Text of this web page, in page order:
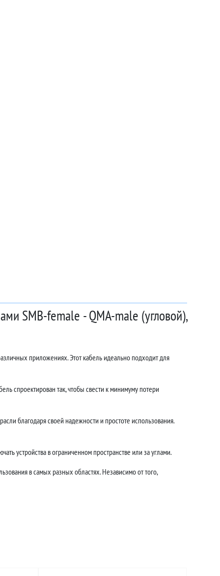
SMB-female - QMA-male (угловой),
приложениях. Этот кабель идеально подходит для
спроектирован так, чтобы свести к минимуму потери
благодаря своей надежности и простоте использования.
устройства в ограниченном пространстве или за углами.
в самых разных областях. Независимо от того,